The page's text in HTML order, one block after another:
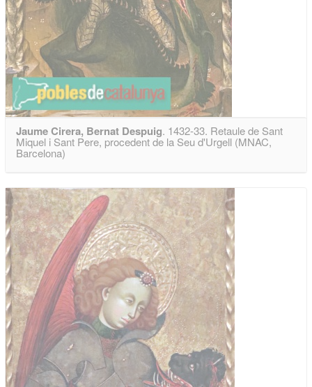
Jaume Cirera, Bernat Despuig. 1432-33. Retaule de Sant
Miquel i Sant Pere, procedent de la Seu d'Urgell (MNAC,
Barcelona)